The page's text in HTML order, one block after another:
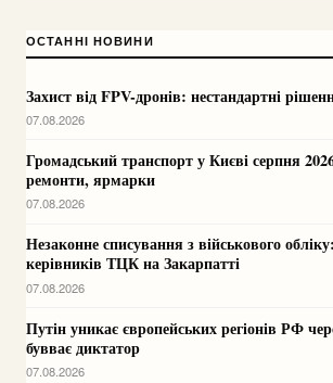
ОСТАННІ НОВИНИ
Захист від FPV-дронів: нестандартні
07.08.2026
Громадський транспорт у Києві серпня
ремонти, ярмарки
07.08.2026
Незаконне списування з військового
керівників ТЦК на Закарпатті
07.08.2026
Путін уникає європейських регіонів РФ
бувває диктатор
07.08.2026